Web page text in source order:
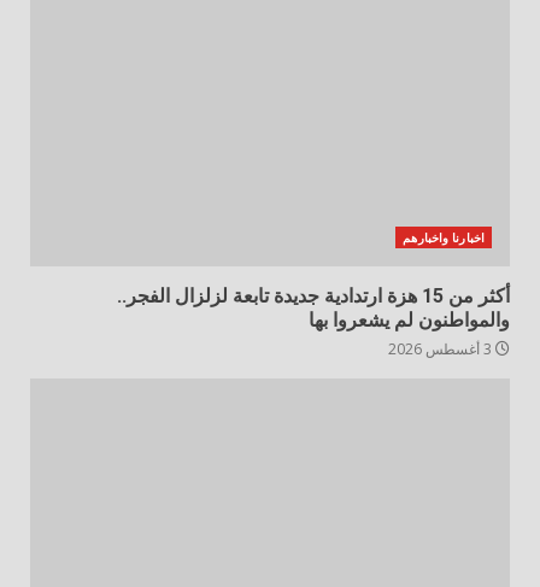
اخبارنا واخبارهم
أكثر من 15 هزة ارتدادية جديدة تابعة لزلزال الفجر..
والمواطنون لم يشعروا بها